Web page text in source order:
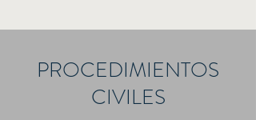
PROCEDIMIENTOS
CIVILES